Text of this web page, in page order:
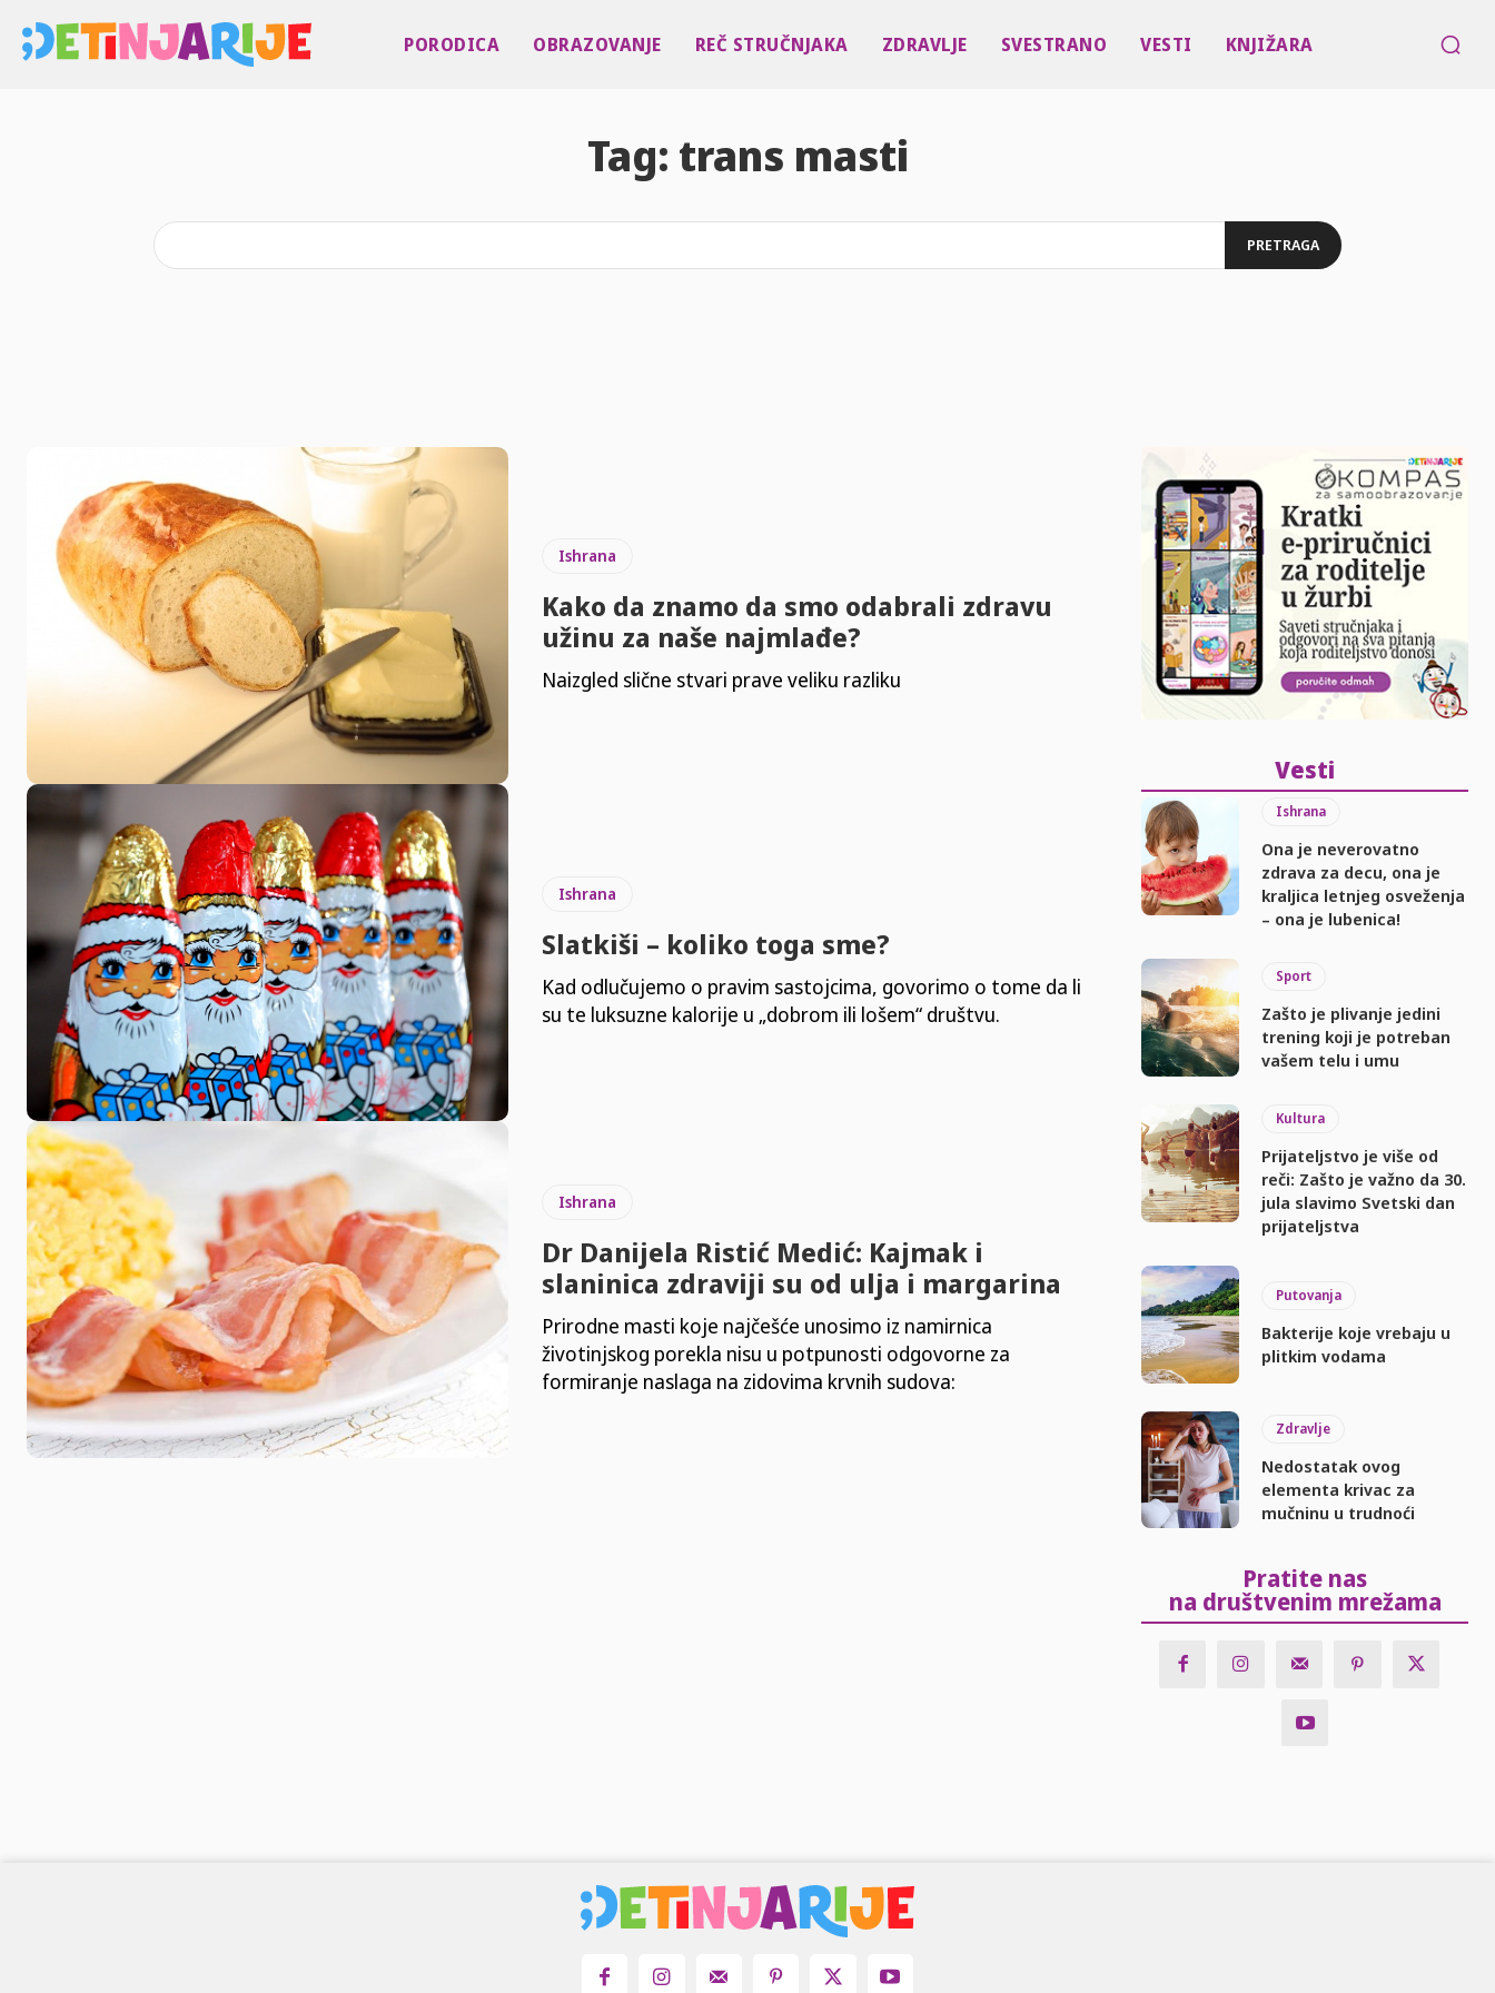
PORODICA OBRAZOVANJE REČ STRUČNJAKA ZDRAVLJE SVESTRANO VESTI KNJIŽARA
Tag: trans masti
PRETRAGA
Ishrana
Kako da znamo da smo odabrali zdravu
užinu za naše najmlađe?
Naizgled slične stvari prave veliku razliku
Ishrana
Slatkiši – koliko toga sme?
Kad odlučujemo o pravim sastojcima, govorimo o tome da li
su te luksuzne kalorije u „dobrom ili lošem“ društvu.
Ishrana
Dr Danijela Ristić Medić: Kajmak i
slaninica zdraviji su od ulja i margarina
Prirodne masti koje najčešće unosimo iz namirnica
životinjskog porekla nisu u potpunosti odgovorne za
formiranje naslaga na zidovima krvnih sudova:
Vesti
Ishrana
Ona je neverovatno
zdrava za decu, ona je
kraljica letnjeg osveženja
– ona je lubenica!
Sport
Zašto je plivanje jedini
trening koji je potreban
vašem telu i umu
Kultura
Prijateljstvo je više od
reči: Zašto je važno da 30.
jula slavimo Svetski dan
prijateljstva
Putovanja
Bakterije koje vrebaju u
plitkim vodama
Zdravlje
Nedostatak ovog
elementa krivac za
mučninu u trudnoći
Pratite nas
na društvenim mrežama